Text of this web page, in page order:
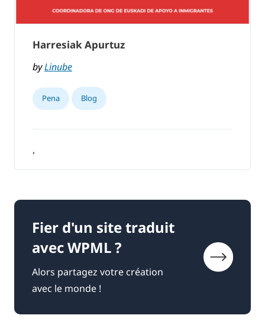
Harresiak Apurtuz
byLinube
Pena Blog
,
Fier d'un site traduit
avec WPML ?
Alors partagez votre création
avec le monde !